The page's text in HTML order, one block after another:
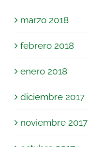
marzo 2018
febrero 2018
enero 2018
diciembre 2017
noviembre 2017